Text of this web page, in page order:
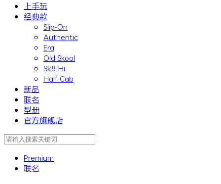
上手玩
经典款
Slip-On
Authentic
Era
Old Skool
Sk8-Hi
Half Cab
新品
联名
型册
官方旗舰店
Premium
联名